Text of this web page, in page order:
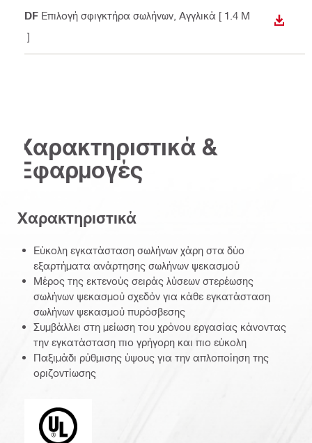
PDF Επιλογή σφιγκτήρα σωλήνων , Αγγλικά [ 1.4 M
B ]
ΛΉΨΗ
Χαρακτηριστικά &
Εφαρμογές
Χαρακτηριστικά
Εύκολη εγκατάσταση σωλήνων χάρη στα δύο
εξαρτήματα ανάρτησης σωλήνων ψεκασμού
Μέρος της εκτενούς σειράς λύσεων στερέωσης
σωλήνων ψεκασμού σχεδόν για κάθε εγκατάσταση
σωλήνων ψεκασμού πυρόσβεσης
Συμβάλλει στη μείωση του χρόνου εργασίας κάνοντας
την εγκατάσταση πιο γρήγορη και πιο εύκολη
Παξιμάδι ρύθμισης ύψους για την απλοποίηση της
οριζοντίωσης
Underwriters Laboratories